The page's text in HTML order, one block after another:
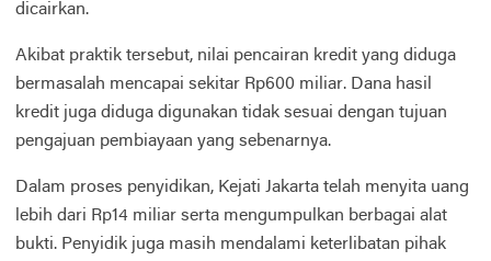
dicairkan.
Akibat praktik tersebut, nilai pencairan kredit yang diduga
bermasalah mencapai sekitar Rp600 miliar. Dana hasil
kredit juga diduga digunakan tidak sesuai dengan tujuan
pengajuan pembiayaan yang sebenarnya.
Dalam proses penyidikan, Kejati Jakarta telah menyita uang
lebih dari Rp14 miliar serta mengumpulkan berbagai alat
bukti. Penyidik juga masih mendalami keterlibatan pihak